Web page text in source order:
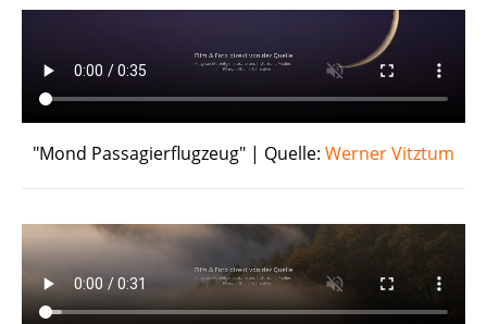
"Mond Passagierflugzeug" | Quelle: Werner Vitztum